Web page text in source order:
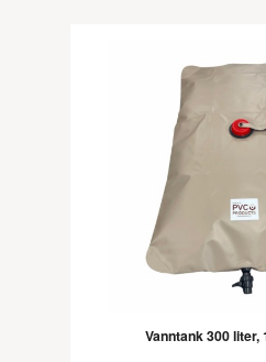
Vanntank 300 liter,